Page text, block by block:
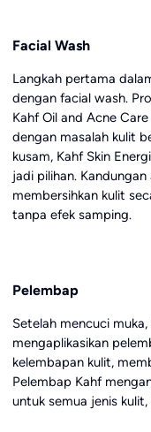
Facial Wash
Langkah pertama
dengan facial wash.
Kahf Oil and Acne
dengan masalah kulit
kusam, Kahf Skin
jadi pilihan.
membersihkan kulit
tanpa efek samping.
Pelembap
Setelah mencuci
mengaplikasikan
kelembapan kulit,
Pelembap Kahf
untuk semua jenis